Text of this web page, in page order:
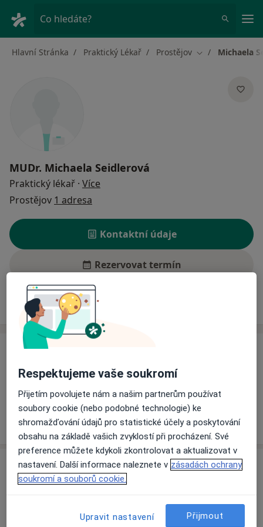
Co hledáte?
Hlavní Stránka Praktický Lékař Prostějov Změna města
Michaela
MUDr. Michaela Seidlerová
Praktický lékař · Více
Prostějov 1 adresa
Kontaktní údaje
Rezervovat termín
Ceník Adresy
Informace o službách a cenách nejsou k dispozici
Tento specialista ještě nepřidával žádné informace o
svých službách.
Adresa
Prostějov798 14
Respektujeme vaše soukromí
Přijetím povolujete nám a našim partnerům používat
soubory cookie (nebo podobné technologie) ke
shromažďování údajů pro statistické účely a poskytování
obsahu na základě vašich zvyklostí při procházení. Své
preference můžete kdykoli zkontrolovat a aktualizovat v
nastavení. Další informace naleznete v zásadách ochrany
soukromí a souborů cookie.
Upravit nastavení Přijmout